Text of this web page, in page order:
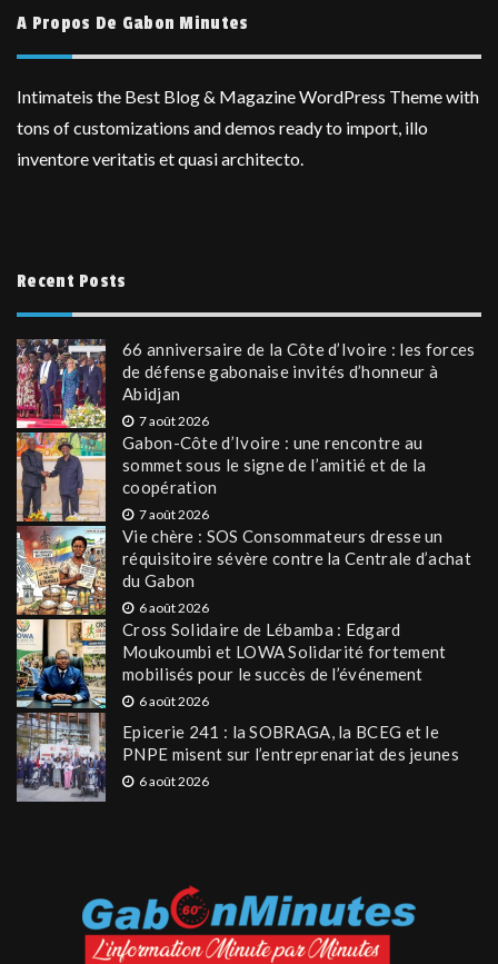
A Propos De Gabon Minutes
Intimateis the Best Blog & Magazine WordPress Theme with
tons of customizations and demos ready to import, illo
inventore veritatis et quasi architecto.
Recent Posts
66 anniversaire de la Côte d’Ivoire : les forces
de défense gabonaise invités d’honneur à
Abidjan
7 août 2026
Gabon-Côte d’Ivoire : une rencontre au
sommet sous le signe de l’amitié et de la
coopération
7 août 2026
Vie chère : SOS Consommateurs dresse un
réquisitoire sévère contre la Centrale d’achat
du Gabon
6 août 2026
Cross Solidaire de Lébamba : Edgard
Moukoumbi et LOWA Solidarité fortement
mobilisés pour le succès de l’événement
6 août 2026
Epicerie 241 : la SOBRAGA, la BCEG et le
PNPE misent sur l’entreprenariat des jeunes
6 août 2026